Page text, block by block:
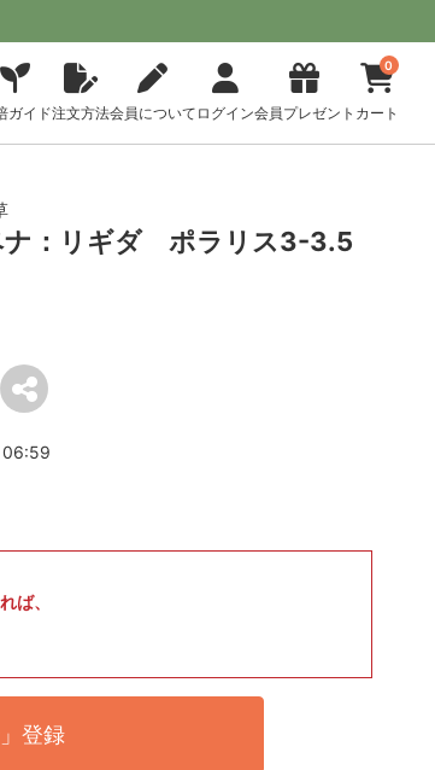
ガイド注文方法会員について ログイン会員プレゼント
0
カート
ナ：リギダ ポラリス3-3.5
06:59
ば、
登録